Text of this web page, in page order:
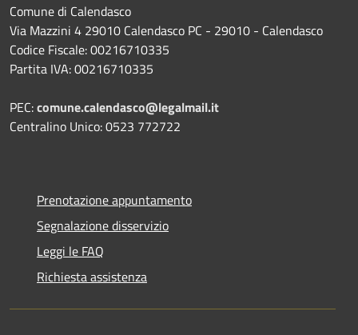
Comune di Calendasco
Via Mazzini 4 29010 Calendasco PC - 29010 - Calendasco
Codice Fiscale: 00216710335
Partita IVA: 00216710335
PEC:comune.calendasco@legalmail.it
Centralino Unico: 0523 772722
Prenotazione appuntamento
Segnalazione disservizio
Leggi le FAQ
Richiesta assistenza